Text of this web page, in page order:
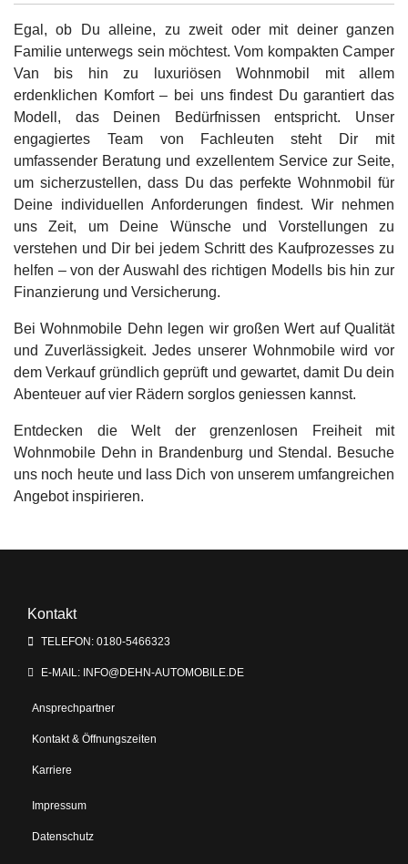
Egal, ob Du alleine, zu zweit oder mit deiner ganzen
Familie unterwegs sein möchtest. Vom kompakten Camper
Van bis hin zu luxuriösen Wohnmobil mit allem
erdenklichen Komfort – bei uns findest Du garantiert das
Modell, das Deinen Bedürfnissen entspricht. Unser
engagiertes Team von Fachleuten steht Dir mit
umfassender Beratung und exzellentem Service zur Seite,
um sicherzustellen, dass Du das perfekte Wohnmobil für
Deine individuellen Anforderungen findest. Wir nehmen
uns Zeit, um Deine Wünsche und Vorstellungen zu
verstehen und Dir bei jedem Schritt des Kaufprozesses zu
helfen – von der Auswahl des richtigen Modells bis hin zur
Finanzierung und Versicherung.
Bei Wohnmobile Dehn legen wir großen Wert auf Qualität
und Zuverlässigkeit. Jedes unserer Wohnmobile wird vor
dem Verkauf gründlich geprüft und gewartet, damit Du dein
Abenteuer auf vier Rädern sorglos geniessen kannst.
Entdecken die Welt der grenzenlosen Freiheit mit
Wohnmobile Dehn in Brandenburg und Stendal. Besuche
uns noch heute und lass Dich von unserem umfangreichen
Angebot inspirieren.
Kontakt
TELEFON: 0180-5466323
E-MAIL: INFO@DEHN-AUTOMOBILE.DE
Ansprechpartner
Kontakt & Öffnungszeiten
Karriere
Impressum
Datenschutz